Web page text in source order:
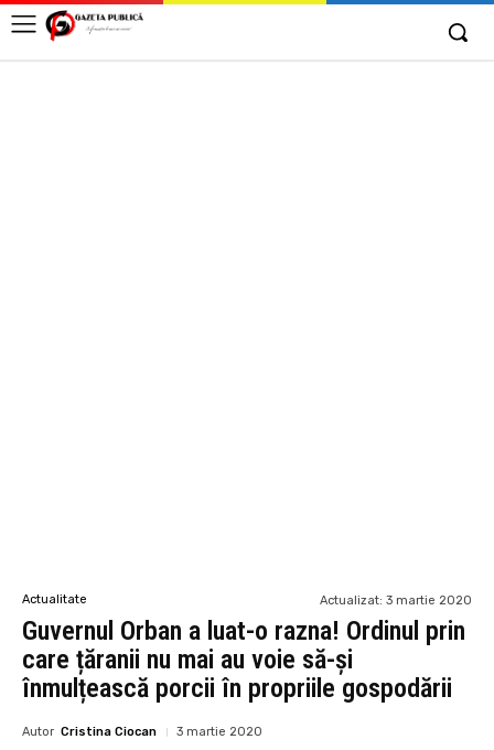
Actualitate Actualizat: 3 martie 2020
Guvernul Orban a luat-o razna! Ordinul prin
care țăranii nu mai au voie să-și
înmulțească porcii în propriile gospodării
Autor Cristina Ciocan 3 martie 2020